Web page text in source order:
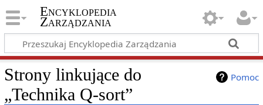
Encyklopedia
Zarządzania
Pomoc
Strony linkujące do
„Technika Q-sort”